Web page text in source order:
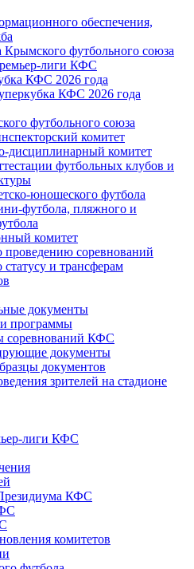
обеспечения,
футбольного союза
лиги КФС
КФС 2026 года
КФС 2026 года
футбольного союза
комитет
дисциплинарный комитет
футбольных клубов и
юношеского футбола
футбола, пляжного и
комитет
проведению соревнований
и трансферам
документы
программы
соревнований КФС
документы
документов
зрителей на стадионе
лиги КФС
КФС
комитетов